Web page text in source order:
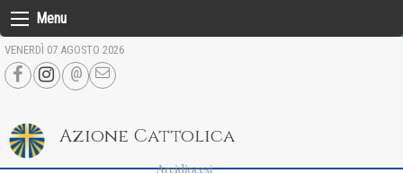
Skip
to
content
Menu
VENERDÌ 07 AGOSTO 2026
Azione Cattolica